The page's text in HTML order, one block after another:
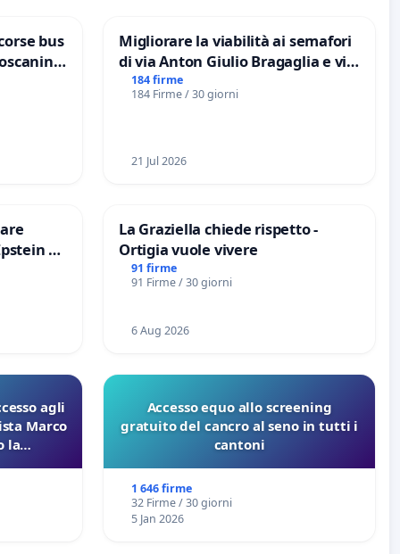
bus
Migliorare la viabilità ai semafori
di via Anton Giulio Bragaglia e via
Tieri XV MUNICIPIO DI ROMA
184 firme
184 Firme / 30 giorni
21 Jul 2026
e
La Graziella chiede rispetto -
Ortigia vuole vivere
91 firme
91 Firme / 30 giorni
6 Aug 2026
agli
Marco
la
Accesso equo allo screening
gratuito del cancro al seno in tutti i
cantoni
1 646 firme
32 Firme / 30 giorni
5 Jan 2026